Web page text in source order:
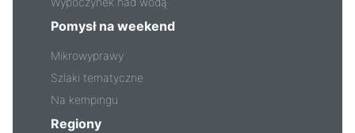
Pomysł na weekend
Mikrowyprawy
Szlaki tematyczne
Na kempingu
Regiony